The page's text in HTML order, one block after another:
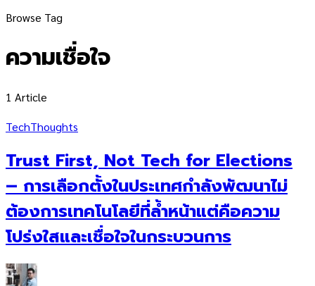
Browse Tag
ความเชื่อใจ
1 Article
TechThoughts
Trust First, Not Tech for Elections
– การเลือกตั้งในประเทศกำลังพัฒนาไม่
ต้องการเทคโนโลยีที่ล้ำหน้าแต่คือความ
โปร่งใสและเชื่อใจในกระบวนการ